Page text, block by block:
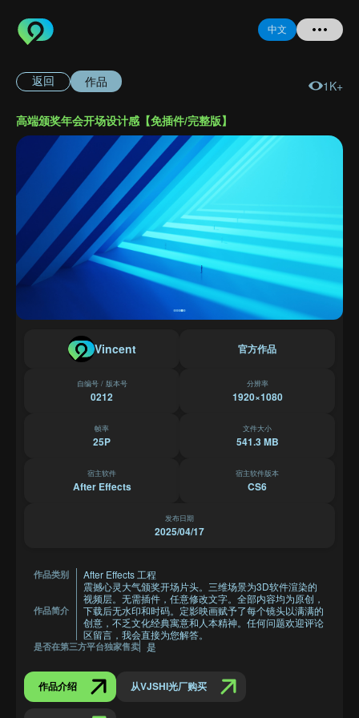
中文
登录
忘记密码
返回 作品 1K+
高端颁奖年会开场设计感【免插件/完整版】
Vincent 官方作品
自编号 / 版本号
0212
分辨率
1920×1080
帧率
25P
文件大小
541.3 MB
宿主软件
After Effects
宿主软件版本
CS6
发布日期
2025/04/17
作品类别 After Effects 工程
作品简介
震撼心灵大气颁奖开场片头。三维场景为3D软件渲染的
视频层。无需插件，任意修改文字。全部内容均为原创，
下载后无水印和时码。定影映画赋予了每个镜头以满满的
创意，不乏文化经典寓意和人本精神。任何问题欢迎评论
区留言，我会直接为您解答。
是否在第三方平台独家售卖 是
作品介绍 从VJSHI光厂购买